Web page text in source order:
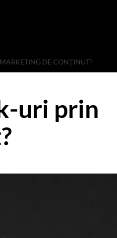
DE CONȚINUT?
uri prin